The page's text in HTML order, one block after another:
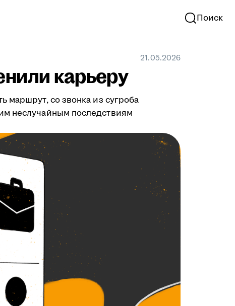
Поиск
21.05.2026
карьеру
маршрут, со звонка из сугроба
неслучайным последствиям